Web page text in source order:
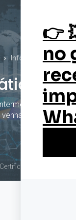
Cursos
Informática
Online
conferir.
Certificado: 60 horas